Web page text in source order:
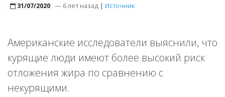
31/07/2020 —6 лет назад | Источник
Американские исследователи выяснили, что
курящие люди имеют более высокий риск
отложения жира по сравнению с
некурящими.